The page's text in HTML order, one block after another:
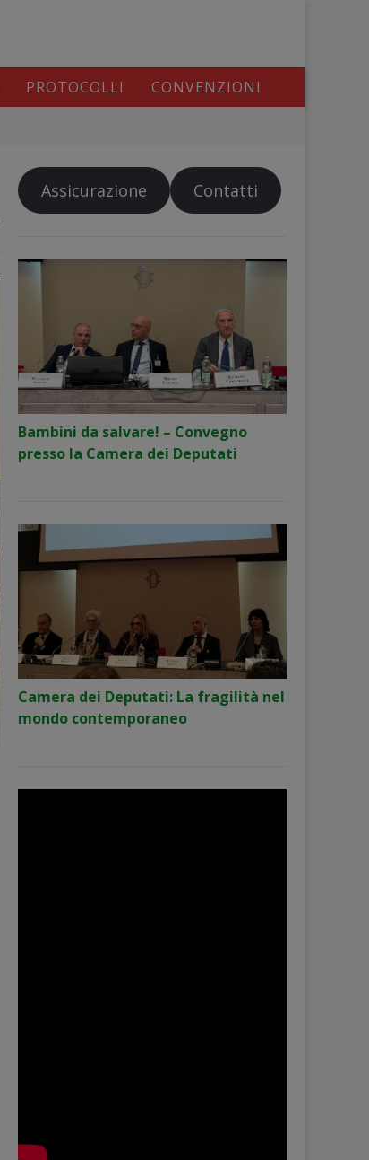
PROTOCOLLI CONVENZIONI
Assicurazione Contatti
Bambini da salvare! – Convegno
presso la Camera dei Deputati
Camera dei Deputati: La fragilità nel
mondo contemporaneo